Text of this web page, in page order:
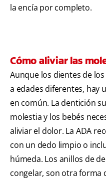
la encía por completo.
Cómo aliviar las
Aunque los dientes de
a edades diferentes, hay
en común. La dentición
molestia y los bebés
aliviar el dolor. La ADA
con un dedo limpio o
húmeda. Los anillos de
congelar, son otra forma